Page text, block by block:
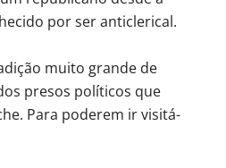
por ser anticlerical.
muito grande de
presos políticos que
Para poderem ir visitá-